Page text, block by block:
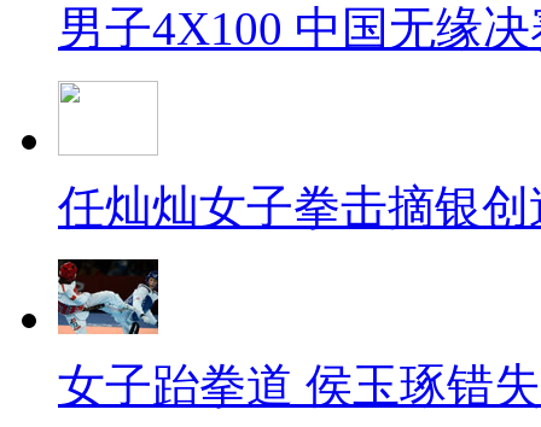
男子4X100 中国无缘
任灿灿女子拳击摘银
女子跆拳道 侯玉琢错